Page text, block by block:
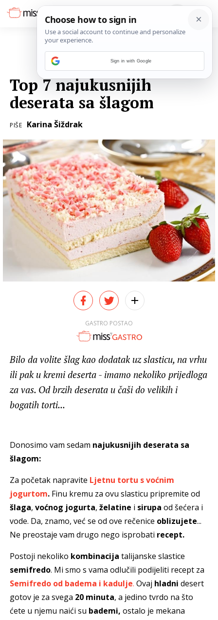
Top 7 najukusnijih
deserata sa šlagom
PIŠE Karina Šiždrak
GASTRO POSTAO
Bilo da volite šlag kao dodatak uz slasticu, na vrhu
ili pak u kremi deserta - imamo nekoliko prijedloga
za vas. Od brzih deserata u čaši do velikih i
bogatih torti...
Donosimo vam sedam najukusnijih deserata sa
šlagom:
Za početak napravite Ljetnu tortu s voćnim
jogurtom. Finu kremu za ovu slasticu pripremite od
šlaga, voćnog jogurta, želatine i sirupa od šećera i
vode. Da, znamo, već se od ove rečenice oblizujete...
Ne preostaje vam drugo nego isprobati recept.
Postoji nekoliko kombinacija talijanske slastice
semifredo. Mi smo s vama odlučili podijeliti recept za
Semifredo od badema i kadulje. Ovaj hladni desert
gotov je za svega 20 minuta, a jedino tvrdo na što
ćete u njemu naići su bademi, ostalo je mekana
Sign in with Google